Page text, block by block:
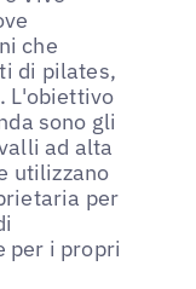
che
di pilates,
L'obiettivo
sono gli
ad alta
utilizzano
per
per i propri